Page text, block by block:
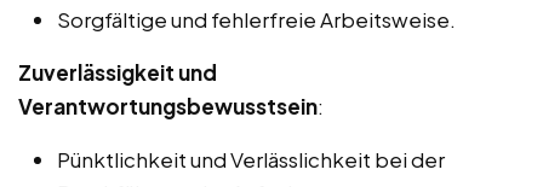
Sorgfältige und fehlerfreie Arbeitsweise.
Zuverlässigkeit und
Verantwortungsbewusstsein:
Pünktlichkeit und Verlässlichkeit bei der